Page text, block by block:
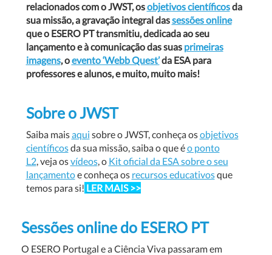
relacionados com o JWST, osobjetivos científicosda
sua missão, a gravação integral dassessões online
que o ESERO PT transmitiu, dedicada ao seu
lançamento e à comunicação das suas primeiras
imagens, oevento ‘Webb Quest’da ESA para
professores e alunos, e muito, muito mais!
Sobre o JWST
Saiba maisaqui sobre o JWST, conheça osobjetivos
científicosda sua missão, saiba o que éo ponto
L2, veja osvídeos, o Kit oficial da ESA sobre o seu
lançamentoe conheça os recursos educativosque
temos para si! LER MAIS >>
Sessões online do ESERO PT
O ESERO Portugal e a Ciência Viva passaram em